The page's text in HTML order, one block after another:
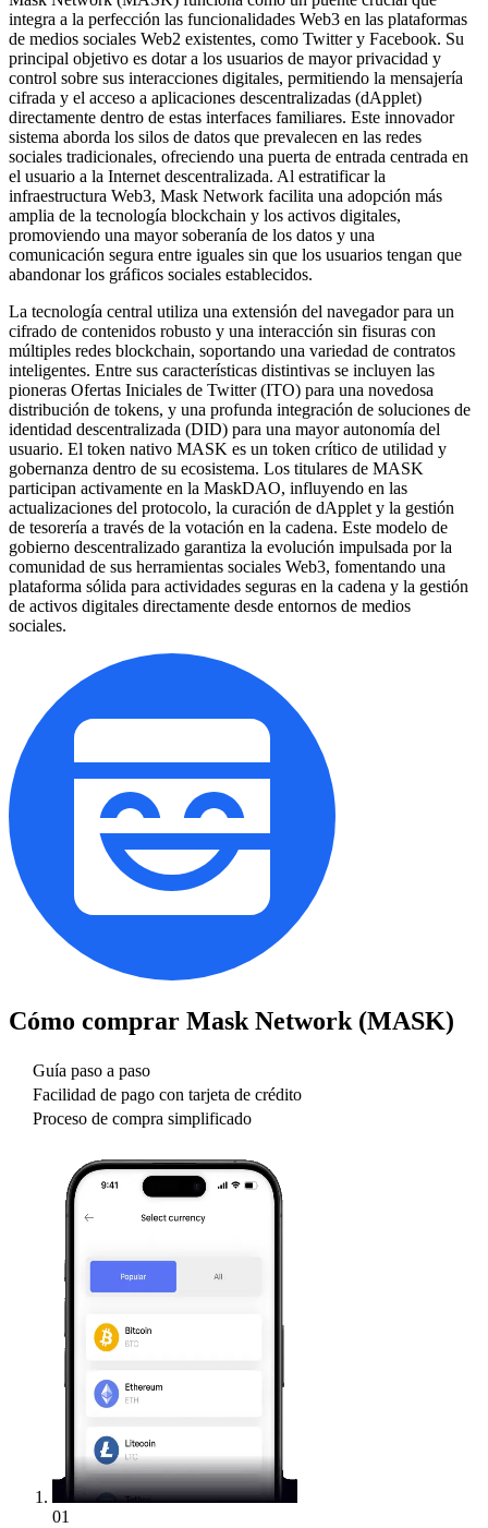
integra a la perfección las funcionalidades Web3 en las plataformas
de medios sociales Web2 existentes, como Twitter y Facebook. Su
principal objetivo es dotar a los usuarios de mayor privacidad y
control sobre sus interacciones digitales, permitiendo la mensajería
cifrada y el acceso a aplicaciones descentralizadas (dApplet)
directamente dentro de estas interfaces familiares. Este innovador
sistema aborda los silos de datos que prevalecen en las redes
sociales tradicionales, ofreciendo una puerta de entrada centrada en
el usuario a la Internet descentralizada. Al estratificar la
infraestructura Web3, Mask Network facilita una adopción más
amplia de la tecnología blockchain y los activos digitales,
promoviendo una mayor soberanía de los datos y una
comunicación segura entre iguales sin que los usuarios tengan que
abandonar los gráficos sociales establecidos.
La tecnología central utiliza una extensión del navegador para un
cifrado de contenidos robusto y una interacción sin fisuras con
múltiples redes blockchain, soportando una variedad de contratos
inteligentes. Entre sus características distintivas se incluyen las
pioneras Ofertas Iniciales de Twitter (ITO) para una novedosa
distribución de tokens, y una profunda integración de soluciones de
identidad descentralizada (DID) para una mayor autonomía del
usuario. El token nativo MASK es un token crítico de utilidad y
gobernanza dentro de su ecosistema. Los titulares de MASK
participan activamente en la MaskDAO, influyendo en las
actualizaciones del protocolo, la curación de dApplet y la gestión
de tesorería a través de la votación en la cadena. Este modelo de
gobierno descentralizado garantiza la evolución impulsada por la
comunidad de sus herramientas sociales Web3, fomentando una
plataforma sólida para actividades seguras en la cadena y la gestión
de activos digitales directamente desde entornos de medios
sociales.
Cómo comprar Mask Network (MASK)
Guía paso a paso
Facilidad de pago con tarjeta de crédito
Proceso de compra simplificado
01